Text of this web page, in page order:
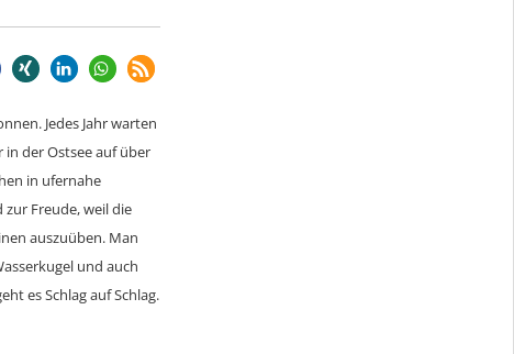
Jedes Jahr warten
der Ostsee auf über
in ufernahe
Freude, weil die
auszuüben. Man
und auch
es Schlag auf Schlag.